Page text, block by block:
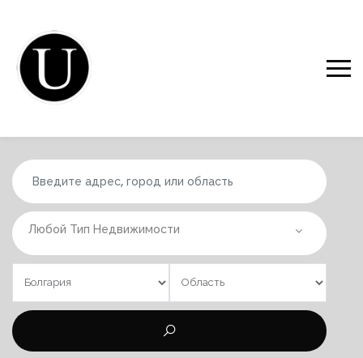
Любой Тип Недвижимости